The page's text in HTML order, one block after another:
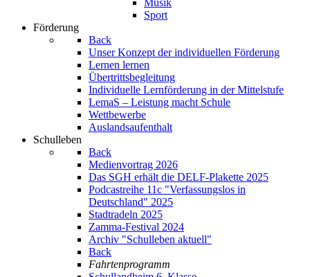
Musik
Sport
Förderung
Back
Unser Konzept der individuellen Förderung
Lernen lernen
Übertrittsbegleitung
Individuelle Lernförderung in der Mittelstufe
LemaS – Leistung macht Schule
Wettbewerbe
Auslandsaufenthalt
Schulleben
Back
Medienvortrag 2026
Das SGH erhält die DELF-Plakette 2025
Podcastreihe 11c "Verfassungslos in
Deutschland" 2025
Stadtradeln 2025
Zamma-Festival 2024
Archiv "Schulleben aktuell"
Back
Fahrtenprogramm